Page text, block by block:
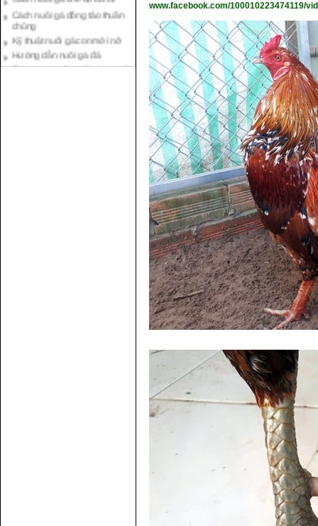
chủng
Kỹ thuật nuôi gà con mới nở
Hướng dẫn nuôi gà đá
Tại sao bạn cần biết cách nuôi
gà chọi ?
www.facebook.com/100010223474119/